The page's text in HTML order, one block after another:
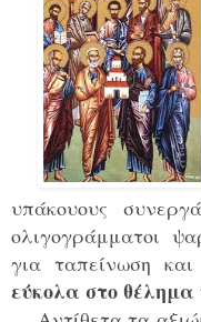
υπάκουους
ολιγογράμματοι
για ταπείνωση
εύκολα στο θέλημα